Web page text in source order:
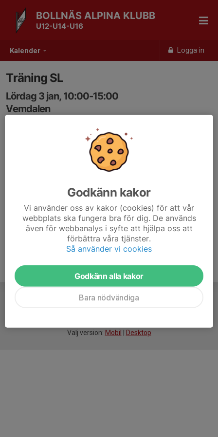
Kalender Logga in
BOLLNÄS ALPINA KLUBB
U12-U14-U16
Träning SL
Lördag 3 jan, 10:00-15:00
Vemdalen
Välj version: Mobil Desktop
Godkänn kakor
Vi använder oss av kakor (cookies) för att vår
webbplats ska fungera bra för dig. De används
även för webbanalys i syfte att hjälpa oss att
förbättra våra tjänster.
Så använder vi cookies
Godkänn alla kakor
Bara nödvändiga